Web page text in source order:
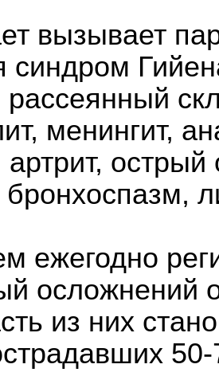
вызывает
синдром
рассеянный
менингит,
артрит,
бронхоспазм,
ежегодно
осложнений
из них